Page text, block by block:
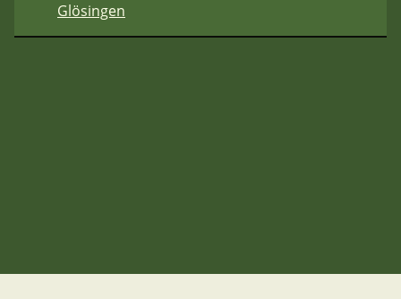
Glösingen